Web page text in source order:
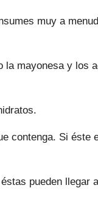
muy a
la mayonesa y los
contenga. Si éste
pueden llegar